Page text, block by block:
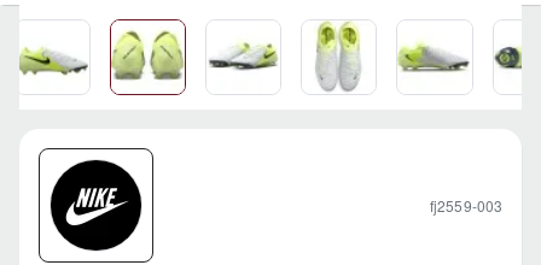
fj2559-003